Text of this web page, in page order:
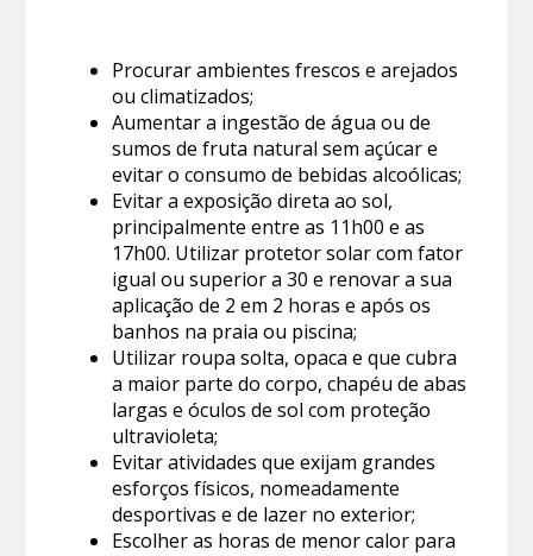
Procurar ambientes frescos e arejados
ou climatizados;
Aumentar a ingestão de água ou de
sumos de fruta natural sem açúcar e
evitar o consumo de bebidas alcoólicas;
Evitar a exposição direta ao sol,
principalmente entre as 11h00 e as
17h00. Utilizar protetor solar com fator
igual ou superior a 30 e renovar a sua
aplicação de 2 em 2 horas e após os
banhos na praia ou piscina;
Utilizar roupa solta, opaca e que cubra
a maior parte do corpo, chapéu de abas
largas e óculos de sol com proteção
ultravioleta;
Evitar atividades que exijam grandes
esforços físicos, nomeadamente
desportivas e de lazer no exterior;
Escolher as horas de menor calor para